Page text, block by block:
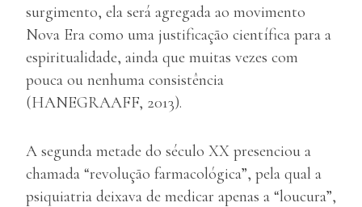
surgimento, ela será agregada ao movimento
Nova Era como uma justificação científica para a
espiritualidade, ainda que muitas vezes com
pouca ou nenhuma consistência
(HANEGRAAFF, 2013).
A segunda metade do século XX presenciou a
chamada “revolução farmacológica”, pela qual a
psiquiatria deixava de medicar apenas a “loucura”,